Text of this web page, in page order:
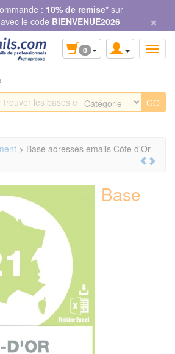
: 10% de remise* sur
le code BIENVENUE2026 ×
0
> Base adresses emails Côte d'Or
Base